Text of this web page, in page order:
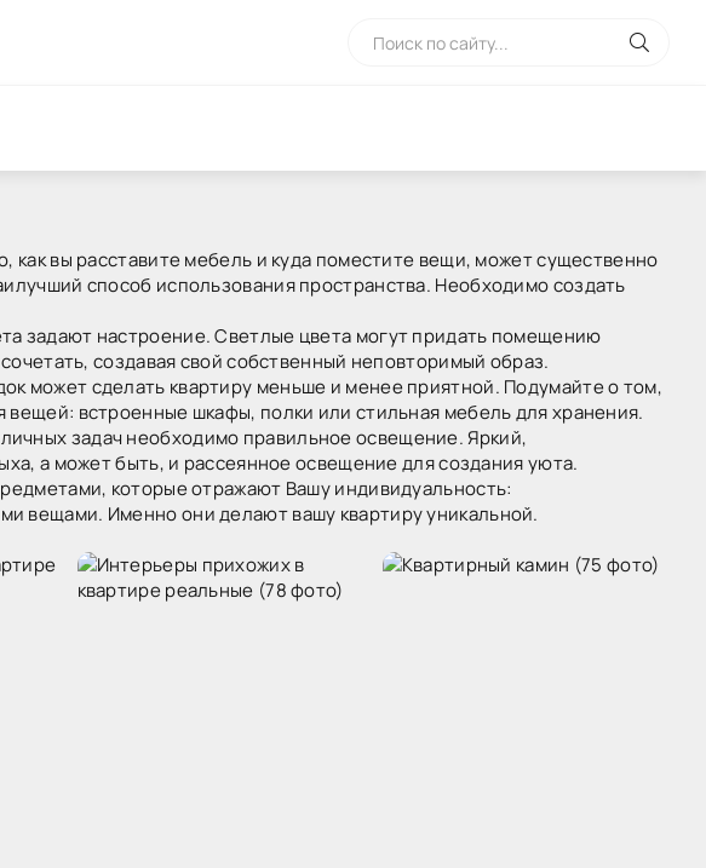
как вы расставите мебель и куда поместите вещи, может существенно
способ использования пространства. Необходимо создать
задают настроение. Светлые цвета могут придать помещению
создавая свой собственный неповторимый образ.
может сделать квартиру меньше и менее приятной. Подумайте о том,
вещей: встроенные шкафы, полки или стильная мебель для хранения.
задач необходимо правильное освещение. Яркий,
а может быть, и рассеянное освещение для создания уюта.
которые отражают Вашу индивидуальность:
вещами. Именно они делают вашу квартиру уникальной.